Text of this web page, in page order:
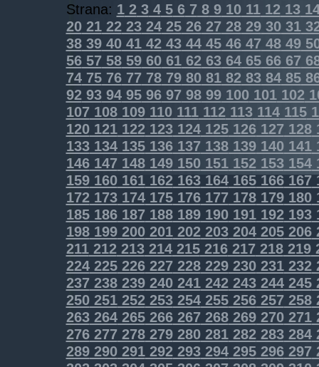
Strana: 12345678910111213
202122232425262728293031
383940414243444546474849
565758596061626364656667
747576777879808182838485
9293949596979899100101102
107108109110111112113114115
120121122123124125126127 128
133134135136137138139140 141
146147148149150151152153154
159160161162163164165166167
172173174175176177178179180
185186187188189190191192193
198199200201202203204205206
211212213214215216217218219
224225226227228229230231232
237238239240241242243244245
250251252253254255256257258
263264265266267268269270271
276277278279280281282283284
289290291292293294295296297